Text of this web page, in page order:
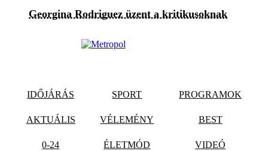
Georgina Rodriguez üzent a kritikusoknak
IDŐJÁRÁS SPORT PROGRAMOK
AKTUÁLIS VÉLEMÉNY BEST
0-24 ÉLETMÓD VIDEÓ